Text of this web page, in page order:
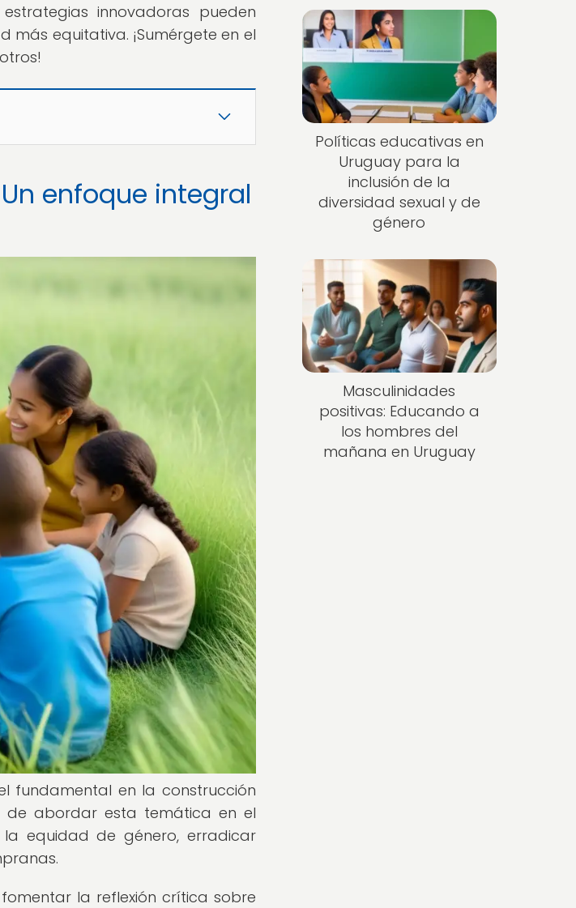
innovadoras pueden
equitativa. ¡Sumérgete en el
enfoque integral
fundamental en la construcción
de abordar esta temática en el
equidad de género, erradicar
la reflexión crítica sobre
Políticas educativas en
Uruguay para la
inclusión de la
diversidad sexual y de
género
Masculinidades
positivas: Educando a
los hombres del
mañana en Uruguay